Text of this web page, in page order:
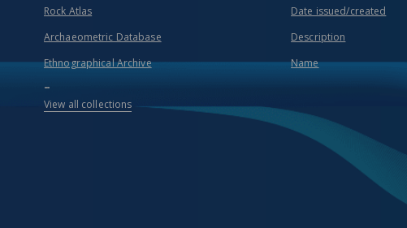
Rock Atlas
Archaeometric Database
Ethnographical Archive
...
View all collections
Date issued/created
Description
Name